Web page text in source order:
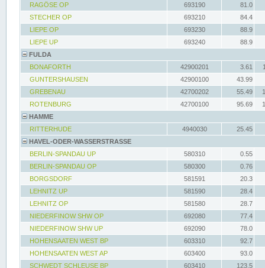
RAGÖSE OP
693190
81.0
STECHER OP
693210
84.4
LIEPE OP
693230
88.9
LIEPE UP
693240
88.9
FULDA
BONAFORTH
42900201 3.61
GUNTERSHAUSEN
42900100
43.99
GREBENAU
42700202 55.49
ROTENBURG
42700100 95.69
HAMME
RITTERHUDE
4940030
25.45
HAVEL-ODER-WASSERSTRASSE
BERLIN-SPANDAU UP
580310
0.55
BERLIN-SPANDAU OP
580300
0.76
BORGSDORF
581591
20.3
LEHNITZ UP
581590
28.4
LEHNITZ OP
581580
28.7
NIEDERFINOW SHW OP
692080
77.4
NIEDERFINOW SHW UP
692090
78.0
HOHENSAATEN WEST BP
603310
92.7
HOHENSAATEN WEST AP
603400
93.0
SCHWEDT SCHLEUSE BP
603410
123.5